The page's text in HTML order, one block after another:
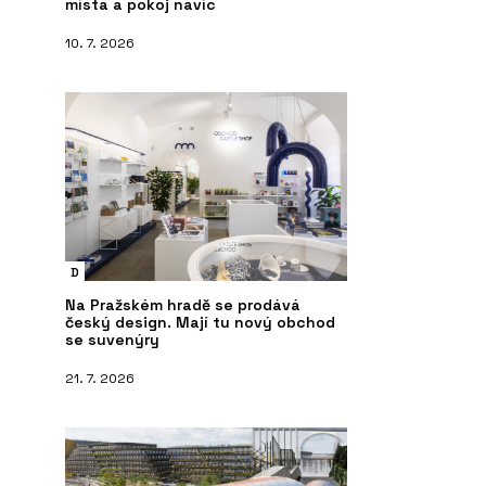
místa a pokoj navíc
10. 7. 2026
D
Na Pražském hradě se prodává
český design. Mají tu nový obchod
se suvenýry
21. 7. 2026